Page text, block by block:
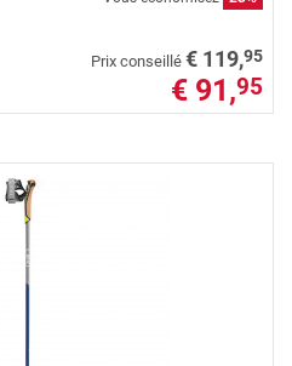
Prix conseillé € 119,95
€ 91,95